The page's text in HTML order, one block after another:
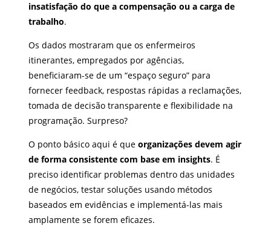
insatisfação do que a compensação ou a carga de
trabalho.
Os dados mostraram que os enfermeiros
itinerantes, empregados por agências,
beneficiaram-se de um “espaço seguro” para
fornecer feedback, respostas rápidas a reclamações,
tomada de decisão transparente e flexibilidade na
programação. Surpreso?
O ponto básico aqui é queorganizações devem agir
de forma consistente com base em insights. É
preciso identificar problemas dentro das unidades
de negócios, testar soluções usando métodos
baseados em evidências e implementá-las mais
amplamente se forem eficazes.